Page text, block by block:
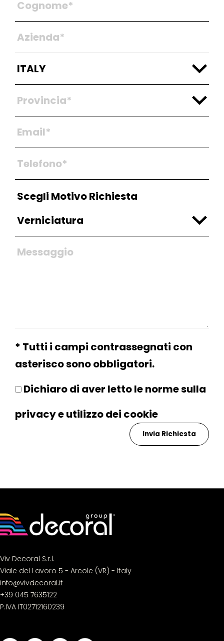
Scegli Motivo Richiesta
* Tutti i campi contrassegnati con
asterisco sono obbligatori.
Dichiaro di aver letto le norme sulla
privacye utilizzo dei cookie
Viv Decoral S.r.l.
Viale del Lavoro 5 - Arcole (VR) - Italy
info@vivdecoral.it
+39 045 7635122
P.IVA IT02712160239